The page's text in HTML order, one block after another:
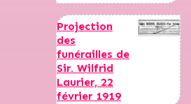
Projection
des
funérailles de
Sir. Wilfrid
Laurier, 22
février 1919